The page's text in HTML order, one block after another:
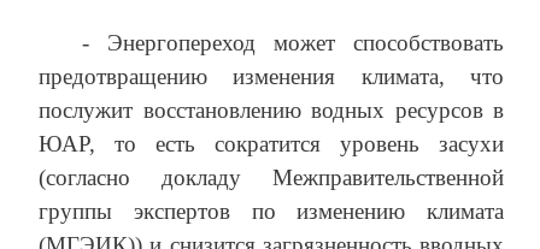
- Энергопереход может способствовать
предотвращению изменения климата, что
послужит восстановлению водных ресурсов в
ЮАР, то есть сократится уровень засухи
(согласно докладу Межправительственной
группы экспертов по изменению климата